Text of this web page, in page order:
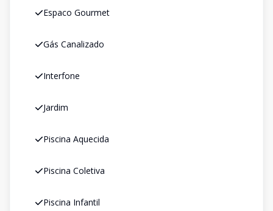
Espaco Gourmet
Gás Canalizado
Interfone
Jardim
Piscina Aquecida
Piscina Coletiva
Piscina Infantil